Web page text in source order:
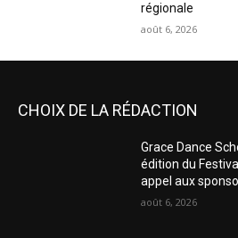
régionale
août 6, 2026
CHOIX DE LA RÉDACTION
Grace Dance
édition du
appel aux
août 6, 2026